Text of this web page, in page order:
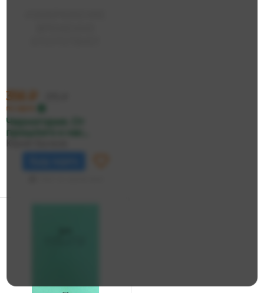
356 ₽
по карте
Черногория. От
прошлого к нас...